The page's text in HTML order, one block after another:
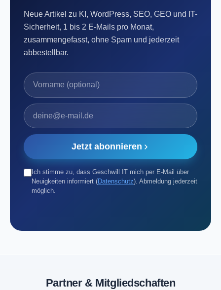
Neue Artikel zu KI, WordPress, SEO, GEO und IT-
Sicherheit, 1 bis 2 E-Mails pro Monat,
zusammengefasst, ohne Spam und jederzeit
abbestellbar.
Vorname
E-Mail-Adresse
Jetzt abonnieren
Ich stimme zu, dass Geschwill IT mich per E-Mail über
Neuigkeiten informiert (Datenschutz). Abmeldung jederzeit
möglich.
Partner & Mitgliedschaften